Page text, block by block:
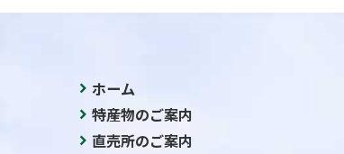
ホーム
特産物のご案内
直売所のご案内